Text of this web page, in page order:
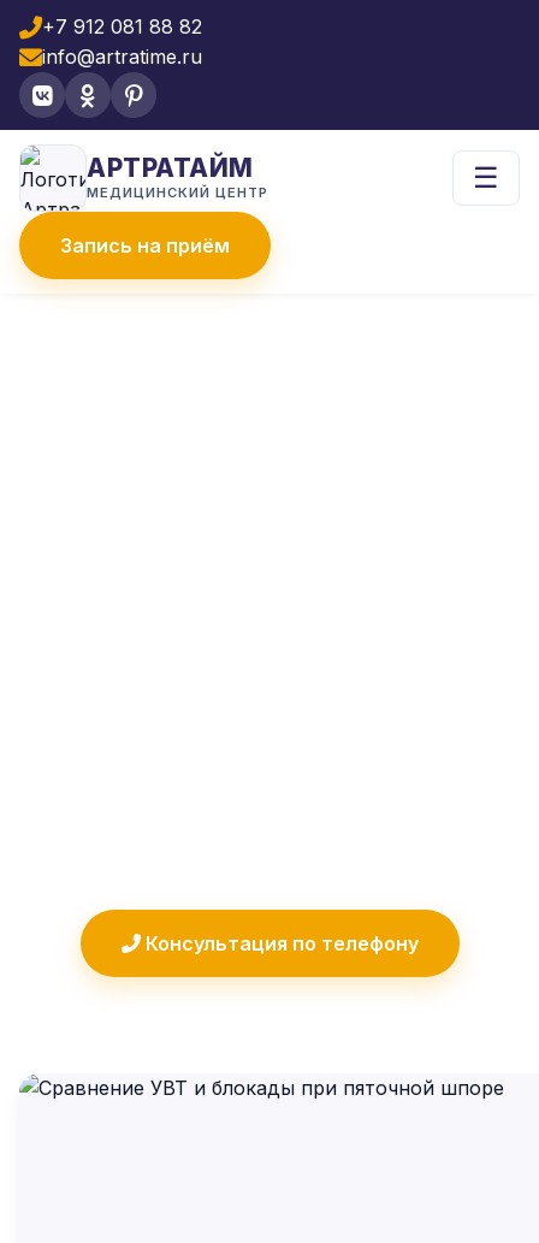
+7 912 081 88 82
info@artratime.ru
АРТРАТАЙМ
МЕДИЦИНСКИЙ ЦЕНТР
Запись на приём
☰
Консультация по телефону